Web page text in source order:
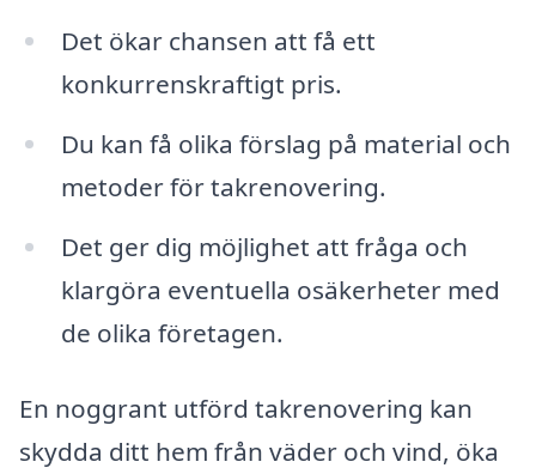
Det ökar chansen att få ett
konkurrenskraftigt pris.
Du kan få olika förslag på material och
metoder för takrenovering.
Det ger dig möjlighet att fråga och
klargöra eventuella osäkerheter med
de olika företagen.
En noggrant utförd takrenovering kan
skydda ditt hem från väder och vind, öka